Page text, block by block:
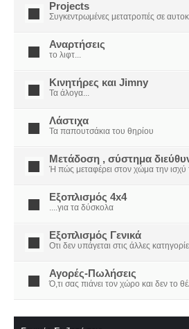
Projects
Συγκεντρωμένες μετατροπές σε
Αναρτήσεις
το λιφτ...
Κινητήρες και Jimny
Τα άλογα...
Λάστιχα
Τα παπουτσάκια του θηρίου
Μετάδοση , σύστημα
Ή πώς μεταφέρει στον χώμα την ισχύ
Εξοπλισμός 4x4
....για τα δύσκολα
Εξοπλισμός Γενικά
Οτι δεν υπάγεται στις άλλες
Αγορές-Πωλήσεις
Ό,τι σας πιάνει τον χώρο και δεν το